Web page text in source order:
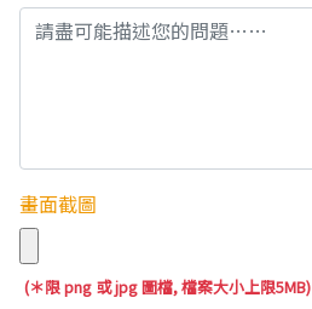
畫面截圖
(＊限 png 或 jpg 圖檔, 檔案大小上限5MB)